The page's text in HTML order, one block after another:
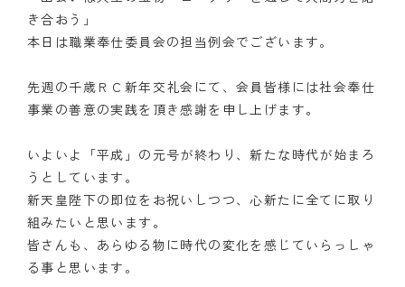
き合おう」
本日は職業奉仕委員会の担当例会でございます。
先週の千歳ＲＣ新年交礼会にて、会員皆様には社会奉仕
事業の善意の実践を頂き感謝を申し上げます。
いよいよ「平成」の元号が終わり、新たな時代が始まろ
うとしています。
新天皇陛下の即位をお祝いしつつ、心新たに全てに取り
組みたいと思います。
皆さんも、あらゆる物に時代の変化を感じていらっしゃ
る事と思います。